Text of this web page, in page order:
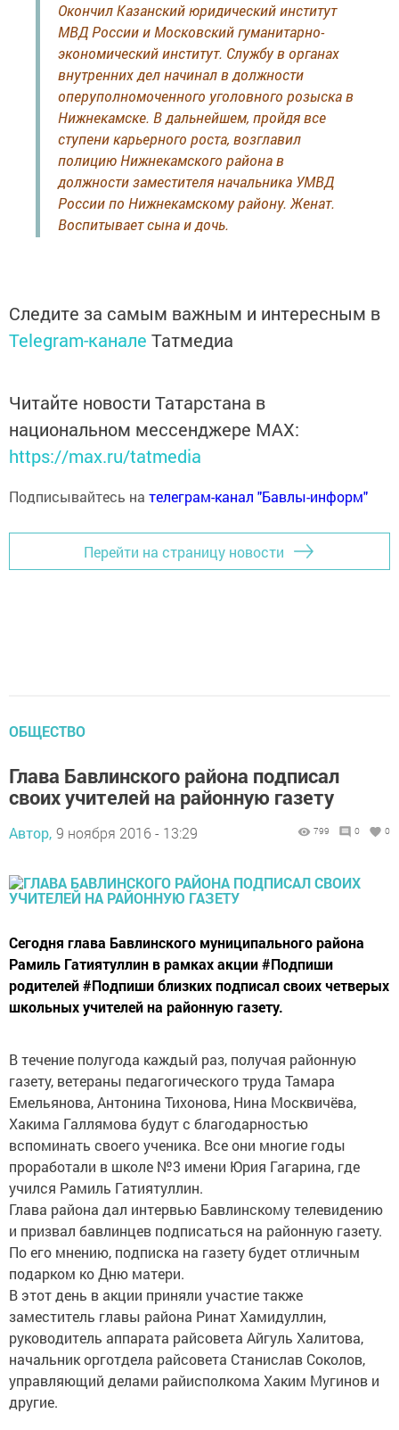
Окончил Казанский юридический институт
МВД России и Московский гуманитарно-
экономический институт. Службу в органах
внутренних дел начинал в должности
оперуполномоченного уголовного розыска в
Нижнекамске. В дальнейшем, пройдя все
ступени карьерного роста, возглавил
полицию Нижнекамского района в
должности заместителя начальника УМВД
России по Нижнекамскому району. Женат.
Воспитывает сына и дочь.
Следите за самым важным и интересным в
Telegram-канале Татмедиа
Читайте новости Татарстана в
национальном мессенджере MАХ:
https://max.ru/tatmedia
Подписывайтесь на телеграм-канал "Бавлы-информ"
Перейти на страницу новости
ОБЩЕСТВО
Глава Бавлинского района подписал
своих учителей на районную газету
Автор, 9 ноября 2016 - 13:29 799 0 0
Сегодня глава Бавлинского муниципального района
Рамиль Гатиятуллин в рамках акции #Подпиши
родителей #Подпиши близких подписал своих четверых
школьных учителей на районную газету.
В течение полугода каждый раз, получая районную
газету, ветераны педагогического труда Тамара
Емельянова, Антонина Тихонова, Нина Москвичёва,
Хакима Галлямова будут с благодарностью
вспоминать своего ученика. Все они многие годы
проработали в школе №3 имени Юрия Гагарина, где
учился Рамиль Гатиятуллин.
Глава района дал интервью Бавлинскому телевидению
и призвал бавлинцев подписаться на районную газету.
По его мнению, подписка на газету будет отличным
подарком ко Дню матери.
В этот день в акции приняли участие также
заместитель главы района Ринат Хамидуллин,
руководитель аппарата райсовета Айгуль Халитова,
начальник орготдела райсовета Станислав Соколов,
управляющий делами райисполкома Хаким Мугинов и
другие.